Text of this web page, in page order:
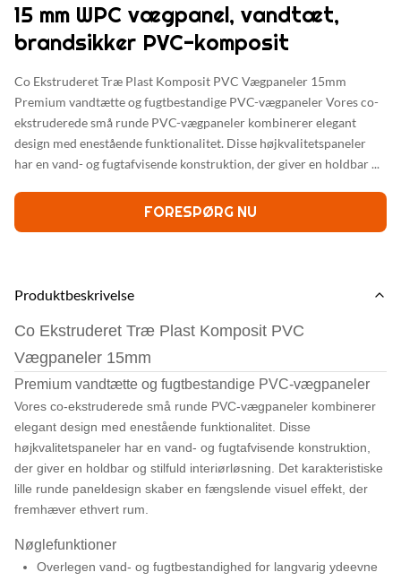
15 mm WPC vægpanel, vandtæt,
brandsikker PVC-komposit
Co Ekstruderet Træ Plast Komposit PVC Vægpaneler 15mm
Premium vandtætte og fugtbestandige PVC-vægpaneler Vores co-
ekstruderede små runde PVC-vægpaneler kombinerer elegant
design med enestående funktionalitet. Disse højkvalitetspaneler
har en vand- og fugtafvisende konstruktion, der giver en holdbar ...
FORESPØRG NU
Produktbeskrivelse
Co Ekstruderet Træ Plast Komposit PVC
Vægpaneler 15mm
Premium vandtætte og fugtbestandige PVC-vægpaneler
Vores co-ekstruderede små runde PVC-vægpaneler kombinerer
elegant design med enestående funktionalitet. Disse
højkvalitetspaneler har en vand- og fugtafvisende konstruktion,
der giver en holdbar og stilfuld interiørløsning. Det karakteristiske
lille runde paneldesign skaber en fængslende visuel effekt, der
fremhæver ethvert rum.
Nøglefunktioner
Overlegen vand- og fugtbestandighed for langvarig ydeevne